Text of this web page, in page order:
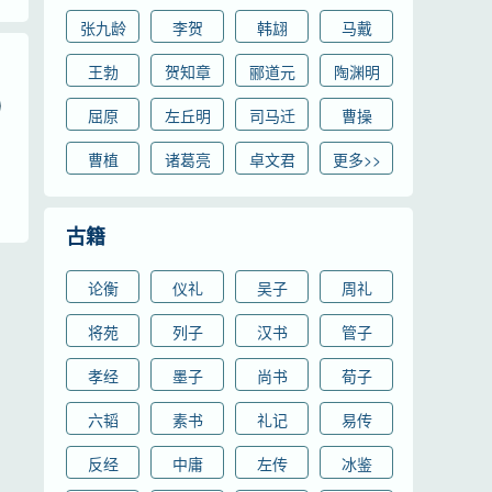
张九龄
李贺 韩翃
马戴
王勃
贺知章 郦道元
陶渊明
屈原
左丘明 司马迁
曹操
曹植
诸葛亮 卓文君 更多>>
古籍
论衡 仪礼 吴子
周礼
将苑
列子 汉书
管子
孝经
墨子 尚书
荀子
六韬
素书 礼记
易传
反经
中庸 左传 冰鉴